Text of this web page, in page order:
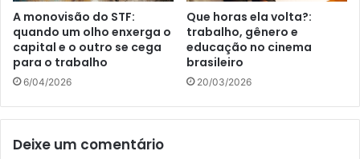
A monovisão do STF:
quando um olho enxerga o
capital e o outro se cega
para o trabalho
6/04/2026
Que horas ela volta?:
trabalho, gênero e
educação no cinema
brasileiro
20/03/2026
Deixe um comentário